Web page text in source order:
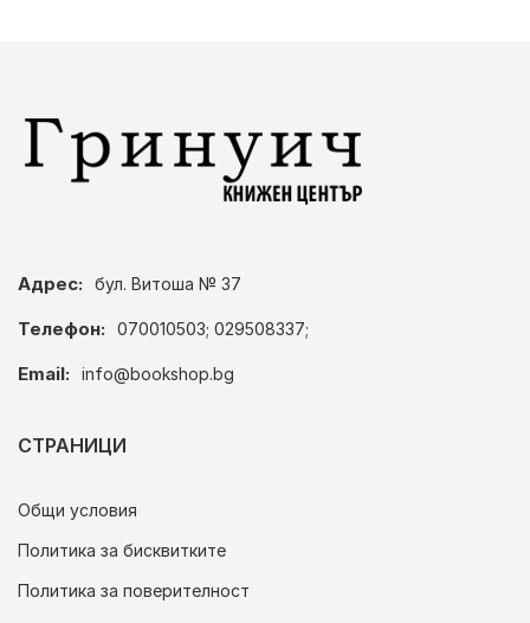
Адрес: бул. Витоша № 37
Телефон: 070010503; 029508337;
Email: info@bookshop.bg
СТРАНИЦИ
Общи условия
Политика за бисквитките
Политика за поверителност